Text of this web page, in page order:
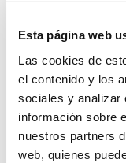
Esta página web
Las cookies de
el contenido y los
sociales y analizar
información sobre
nuestros partners
web, quienes
WHY